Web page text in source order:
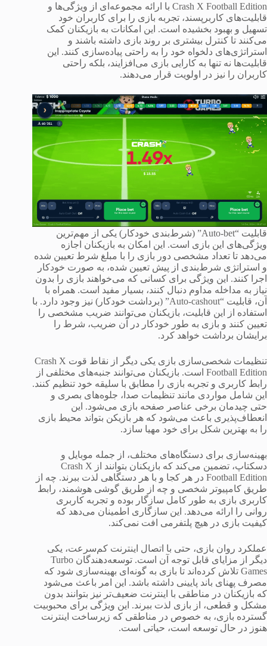
Crash X Football Edition با ارائه مجموعه‌ای از ویژگی‌ها و
قابلیت‌های کاربرپسند، تجربه بازی را برای کاربران خود
تسهیل و بهبود بخشیده است. این امکانات به بازیکنان کمک
می‌کنند تا کنترل بیشتری بر روند بازی داشته باشند و
استراتژی‌های دلخواه خود را به راحتی پیاده‌سازی کنند. این
قابلیت‌ها نه تنها به کارایی بازی می‌افزایند، بلکه راحتی
کاربران را نیز در اولویت قرار می‌دهند.
قابلیت “Auto-bet” (شرط‌بندی خودکار) یکی از مهم‌ترین
ویژگی‌های این بازی است. این امکان به بازیکنان اجازه
می‌دهد تا تعداد مشخصی دور بازی را با مبلغ شرط تعیین شده
و استراتژی شرط‌بندی از پیش تعیین شده، به صورت خودکار
اجرا کنند. این ویژگی برای کسانی که می‌خواهند بازی را بدون
نیاز به مداخله مداوم دنبال کنند، بسیار مفید است. همراه با
آن، قابلیت “Auto-cashout” (برداشت خودکار) نیز وجود دارد. با
استفاده از این قابلیت، بازیکنان می‌توانند ضریب مشخصی را
تعیین کنند و بازی به طور خودکار در آن ضریب، شرط را
برایشان برداشت خواهد کرد.
تنظیمات شخصی‌سازی بازی یکی دیگر از نقاط قوت Crash X
Football Edition است. بازیکنان می‌توانند جنبه‌های مختلفی از
رابط کاربری و تجربه بازی را مطابق با سلیقه خود تنظیم کنند.
این شامل مواردی مانند تنظیمات صدا، جلوه‌های بصری و
حتی چیدمان برخی عناصر صفحه بازی می‌شود. این
انعطاف‌پذیری باعث می‌شود که هر بازیکن بتواند محیط بازی
را به بهترین شکل برای خود مهیا سازد.
بهینه‌سازی برای دستگاه‌های مختلف، از جمله موبایل و
دسکتاپ، تضمین می‌کند که بازیکنان بتوانند از Crash X
Football Edition در هر کجا و با هر دستگاهی لذت ببرند. چه از
طریق کامپیوتر شخصی و چه از طریق گوشی هوشمند، رابط
کاربری بازی به طور کامل سازگار بوده و تجربه کاربری
روانی را ارائه می‌دهد. این سازگاری اطمینان می‌دهد که
کیفیت بازی در هیچ پلتفرمی افت نمی‌کند.
عملکرد روان بازی، حتی با اتصال اینترنت کم‌سرعت، یکی
دیگر از مزایای قابل توجه آن است. توسعه‌دهندگان Turbo
Games تلاش کرده‌اند تا بازی به گونه‌ای بهینه‌سازی شود که
مصرف پهنای باند پایینی داشته باشد. این امر باعث می‌شود
که بازیکنان در مناطقی با اینترنت ضعیف‌تر نیز بتوانند بدون
مشکل و قطعی، از بازی لذت ببرند. این ویژگی برای محبوبیت
گسترده بازی، به خصوص در مناطقی که زیرساخت اینترنت
هنوز در حال توسعه است، حیاتی است.